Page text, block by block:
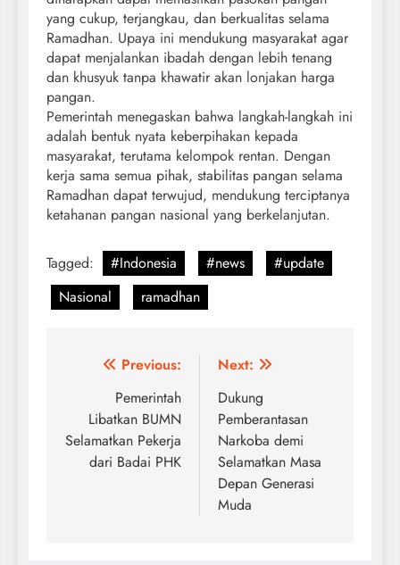
yang cukup, terjangkau, dan berkualitas selama
Ramadhan. Upaya ini mendukung masyarakat agar
dapat menjalankan ibadah dengan lebih tenang
dan khusyuk tanpa khawatir akan lonjakan harga
pangan.
Pemerintah menegaskan bahwa langkah-langkah ini
adalah bentuk nyata keberpihakan kepada
masyarakat, terutama kelompok rentan. Dengan
kerja sama semua pihak, stabilitas pangan selama
Ramadhan dapat terwujud, mendukung terciptanya
ketahanan pangan nasional yang berkelanjutan.
Tagged: #Indonesia #news
#update
Nasional
ramadhan
Post
navigation
Previous:
Pemerintah
Libatkan BUMN
Selamatkan Pekerja
dari Badai PHK
Next:
Dukung
Pemberantasan
Narkoba demi
Selamatkan Masa
Depan Generasi
Muda